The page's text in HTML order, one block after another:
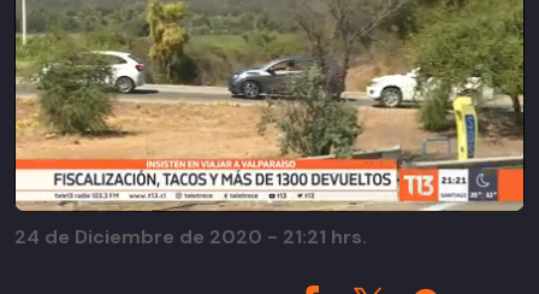
24 de Diciembre de 2020 - 21:21 hrs.